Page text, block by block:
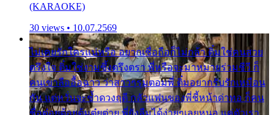
(KARAOKE)
30 views • 10.07.2569
ไม่เคยรักใครแน่หรือ อยากเชื่อถือก็ไม่กล้า ติ๋มใช่คนสวย
ตรึงใจ ติ๋มใช่งามซึ้งตรึงตรา พี่หรือจะมาหมายร่วมชีวี ก็
คนเขาลืออื้อฉาว ว่าสาวๆรุมตอมพี่ ติ๋มอยากรับรักเหมือน
กัน แต่หวั่นจะช้ำดวงฤดี กลัวแฟนของพี่ชี้หน้าด่าทอ ก็คน
ชื่อต๋อยต้อยตุ้มตุ๋ยต่าย พี่ยังลืมได้ง่ายๆเลยหนอ แค่ตัวเรา